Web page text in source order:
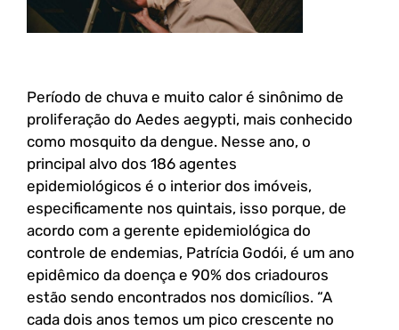
Período de chuva e muito calor é sinônimo de
proliferação do Aedes aegypti, mais conhecido
como mosquito da dengue. Nesse ano, o
principal alvo dos 186 agentes
epidemiológicos é o interior dos imóveis,
especificamente nos quintais, isso porque, de
acordo com a gerente epidemiológica do
controle de endemias, Patrícia Godói, é um ano
epidêmico da doença e 90% dos criadouros
estão sendo encontrados nos domicílios. “A
cada dois anos temos um pico crescente no